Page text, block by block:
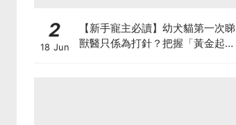
2
18 Jun
【新手寵主必讀】幼犬貓第一次睇
獸醫只係為打針？把握「黃金起跑